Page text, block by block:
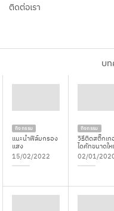
ติดต่อเรา
บ
กิจกรรม
แนะนำฟิล์มกรอง
แสง
15/02/2022
กิจกรรม
วิธีติดสติ๊กเก
ไดคัทขนาดใ
02/01/